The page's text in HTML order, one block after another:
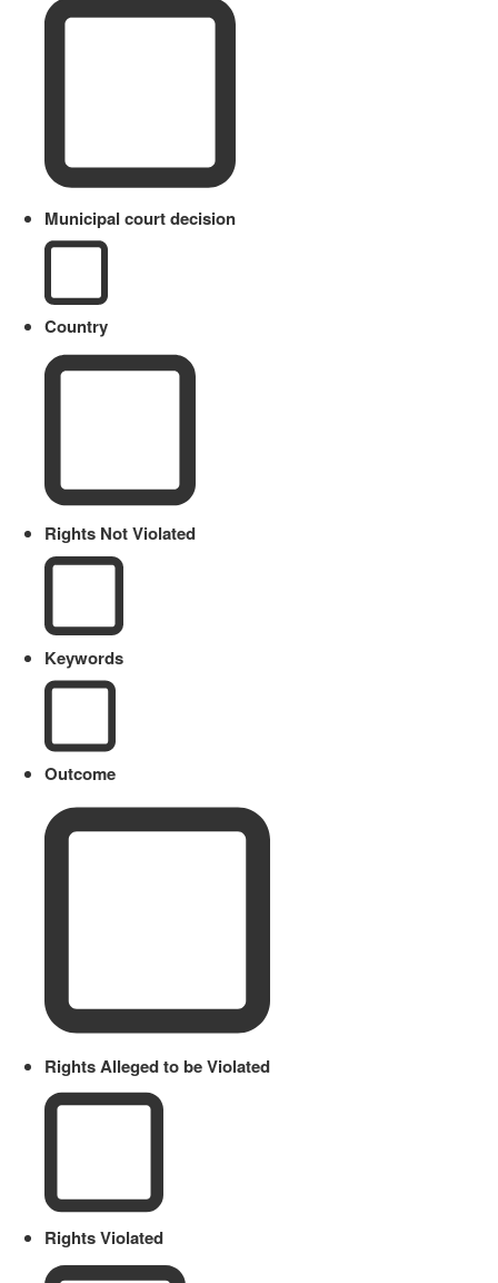
Municipal court decision
Country
Rights Not Violated
Keywords
Outcome
Rights Alleged to be Violated
Rights Violated